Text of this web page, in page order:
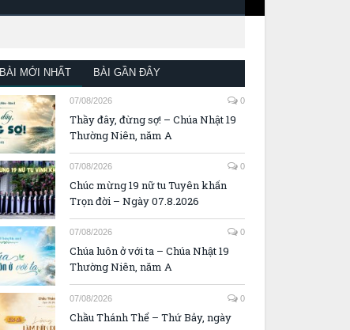
BÀI MỚI NHẤT BÀI GẦN ĐÂY
07/08/2026 0
Thầy đây, đừng sợ! – Chúa Nhật 19
Thường Niên, năm A
07/08/2026 0
Chúc mừng 19 nữ tu Tuyên khấn
Trọn đời – Ngày 07.8.2026
07/08/2026 0
Chúa luôn ở với ta – Chúa Nhật 19
Thường Niên, năm A
07/08/2026 0
Chầu Thánh Thể – Thứ Bảy, ngày